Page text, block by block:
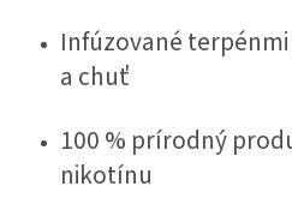
Infúzované
a chuť
100 % prírodný
nikotínu